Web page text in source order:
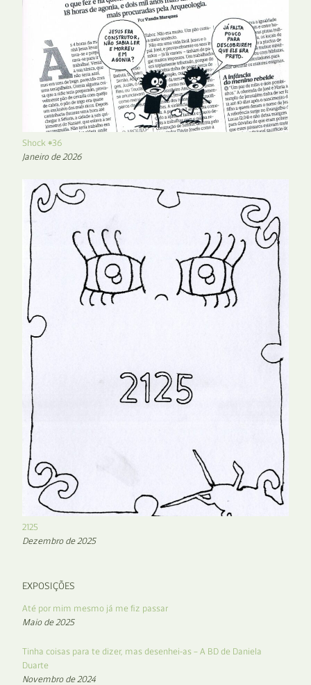
Shock #36
Janeiro de 2026
2125
Dezembro de 2025
EXPOSIÇÕES
Até por mim mesmo já me fiz passar
Maio de 2025
Tinha coisas para te dizer, mas desenhei-as – A BD de Daniela
Duarte
Novembro de 2024